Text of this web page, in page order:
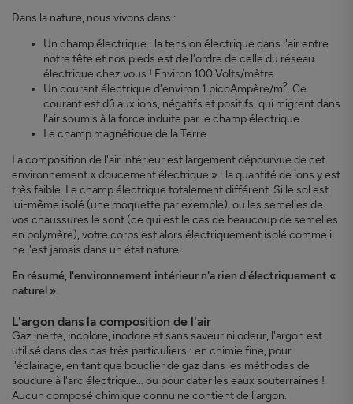
Dans la nature, nous vivons dans :
Un champ électrique : la tension électrique dans l'air entre
notre tête et nos pieds est de l'ordre de celle du réseau
électrique chez vous ! Environ 100 Volts/mètre.
Un courant électrique d'environ 1 picoAmpère/m2. Ce
courant est dû aux ions, négatifs et positifs, qui migrent dans
l'air soumis à la force induite par le champ électrique.
Le champ magnétique de la Terre.
La composition de l'air intérieur est largement dépourvue de cet
environnement « doucement électrique » : la quantité de ions y est
très faible. Le champ électrique totalement différent. Si le sol est
lui-même isolé (une moquette par exemple), ou les semelles de
vos chaussures le sont (ce qui est le cas de beaucoup de semelles
en polymère), votre corps est alors électriquement isolé comme il
ne l'est jamais dans un état naturel.
En résumé, l'environnement intérieur n'a rien d'électriquement «
naturel ».
L'argon dans la composition de l'air
Gaz inerte, incolore, inodore et sans saveur ni odeur, l'argon est
utilisé dans des cas très particuliers : en chimie fine, pour
l'éclairage, en tant que bouclier de gaz dans les méthodes de
soudure à l'arc électrique… ou pour dater les eaux souterraines !
Aucun composé chimique connu ne contient de l'argon.